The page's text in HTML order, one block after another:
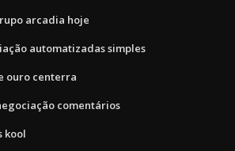
arcadia hoje
automatizadas simples
ouro centerra
comentários
kool